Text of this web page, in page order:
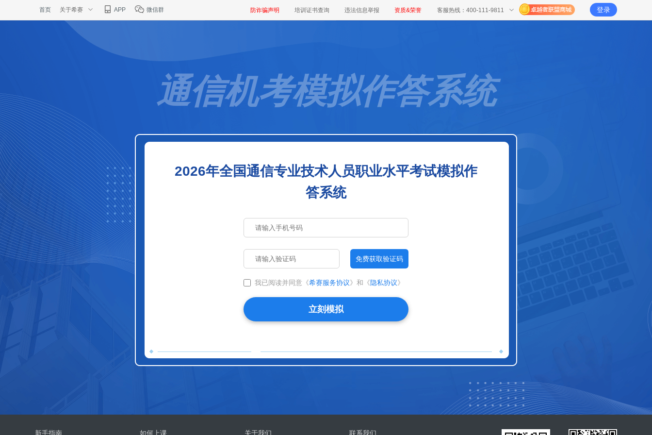
首页 关于希赛 APP 微信群 防诈骗声明 培训证书查询 违法信息举报 资质&荣誉 客服热线：400-111-9811 登录
通信机考模拟作答系统
2026年全国通信专业技术人员职业水平考试模拟作
答系统
免费获取验证码
我已阅读并同意《希赛服务协议》和《隐私协议》
立刻模拟
新手指南 如何上课 关于我们 联系我们